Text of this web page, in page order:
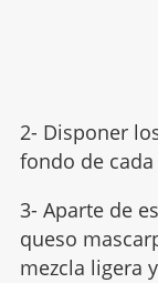
2- Disponer
fondo de cada
3- Aparte de
queso
mezcla ligera